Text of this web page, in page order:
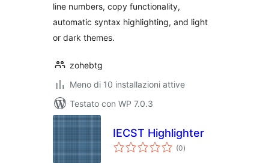
line numbers, copy functionality,
automatic syntax highlighting, and light
or dark themes.
zohebtg
Meno di 10 installazioni attive
Testato con WP 7.0.3
IECST Highlighter
(0valutazioni
totali
)